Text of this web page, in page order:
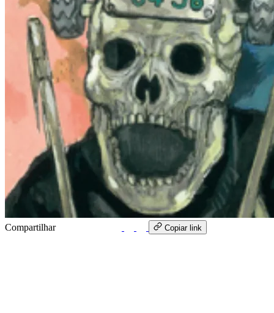
Compartilhar Copiar link